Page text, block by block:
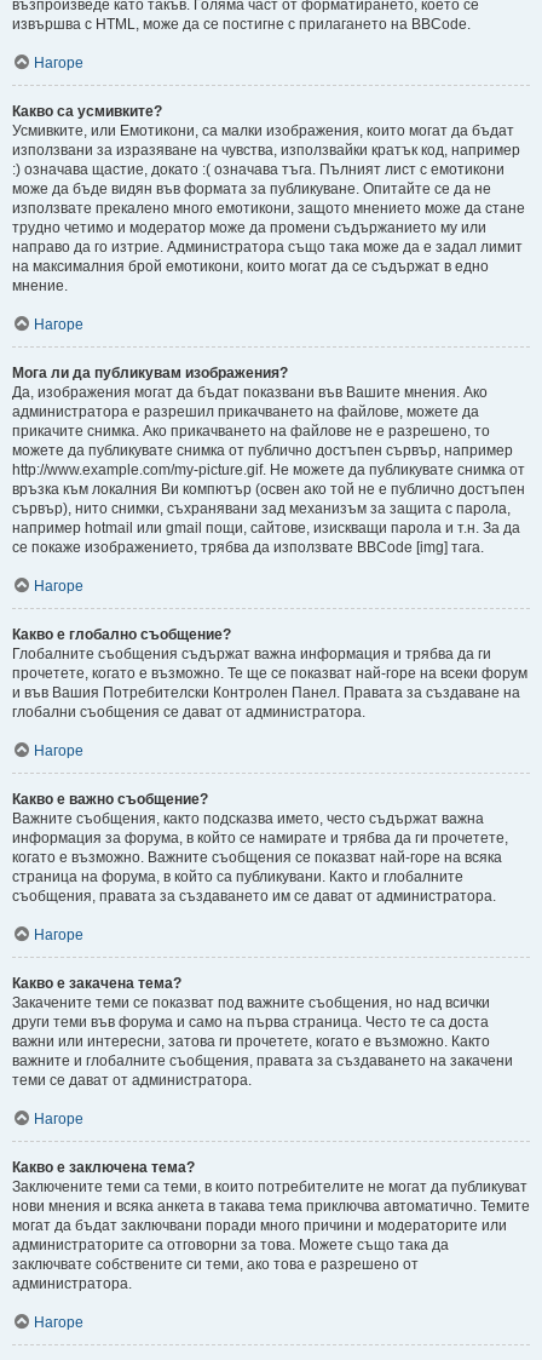
възпроизведе като такъв. Голяма част от форматирането, което се
извършва с HTML, може да се постигне с прилагането на BBCode.
Нагоре
Какво са усмивките?
Усмивките, или Емотикони, са малки изображения, които могат да бъдат
използвани за изразяване на чувства, използвайки кратък код, например
:) означава щастие, докато :( означава тъга. Пълният лист с емотикони
може да бъде видян във формата за публикуване. Опитайте се да не
използвате прекалено много емотикони, защото мнението може да стане
трудно четимо и модератор може да промени съдържанието му или
направо да го изтрие. Администратора също така може да е задал лимит
на максималния брой емотикони, които могат да се съдържат в едно
мнение.
Нагоре
Мога ли да публикувам изображения?
Да, изображения могат да бъдат показвани във Вашите мнения. Ако
администратора е разрешил прикачването на файлове, можете да
прикачите снимка. Ако прикачването на файлове не е разрешено, то
можете да публикувате снимка от публично достъпен сървър, например
http://www.example.com/my-picture.gif. Не можете да публикувате снимка от
връзка към локалния Ви компютър (освен ако той не е публично достъпен
сървър), нито снимки, съхранявани зад механизъм за защита с парола,
например hotmail или gmail пощи, сайтове, изискващи парола и т.н. За да
се покаже изображението, трябва да използвате BBCode [img] тага.
Нагоре
Какво е глобално съобщение?
Глобалните съобщения съдържат важна информация и трябва да ги
прочетете, когато е възможно. Те ще се показват най-горе на всеки форум
и във Вашия Потребителски Контролен Панел. Правата за създаване на
глобални съобщения се дават от администратора.
Нагоре
Какво е важно съобщение?
Важните съобщения, както подсказва името, често съдържат важна
информация за форума, в който се намирате и трябва да ги прочетете,
когато е възможно. Важните съобщения се показват най-горе на всяка
страница на форума, в който са публикувани. Както и глобалните
съобщения, правата за създаването им се дават от администратора.
Нагоре
Какво е закачена тема?
Закачените теми се показват под важните съобщения, но над всички
други теми във форума и само на първа страница. Често те са доста
важни или интересни, затова ги прочетете, когато е възможно. Както
важните и глобалните съобщения, правата за създаването на закачени
теми се дават от администратора.
Нагоре
Какво е заключена тема?
Заключените теми са теми, в които потребителите не могат да публикуват
нови мнения и всяка анкета в такава тема приключва автоматично. Темите
могат да бъдат заключвани поради много причини и модераторите или
администраторите са отговорни за това. Можете също така да
заключвате собствените си теми, ако това е разрешено от
администратора.
Нагоре